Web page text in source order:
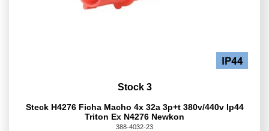
Stock 3
Steck H4276 Ficha Macho 4x 32a 3p+t 380v/440v Ip44
Triton Ex N4276 Newkon
388-4032-23